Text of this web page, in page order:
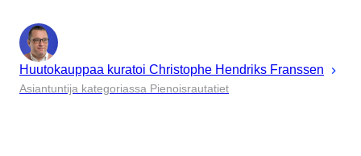
Huutokauppaa kuratoi Christophe Hendriks Franssen
Asiantuntija kategoriassa Pienoisrautatiet